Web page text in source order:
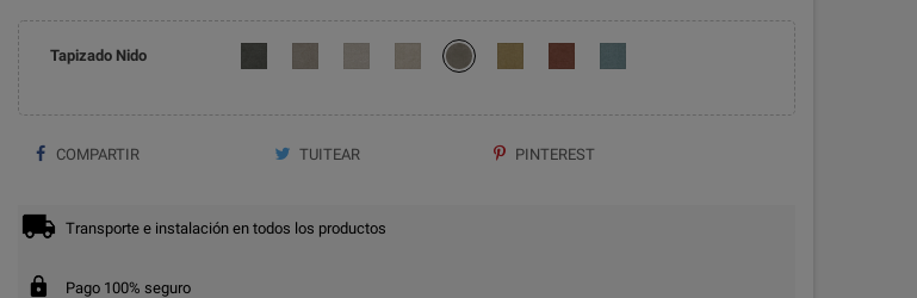
Tapizado Nido
COMPARTIR TUITEAR PINTEREST
Transporte e instalación en todos los productos
Pago 100% seguro